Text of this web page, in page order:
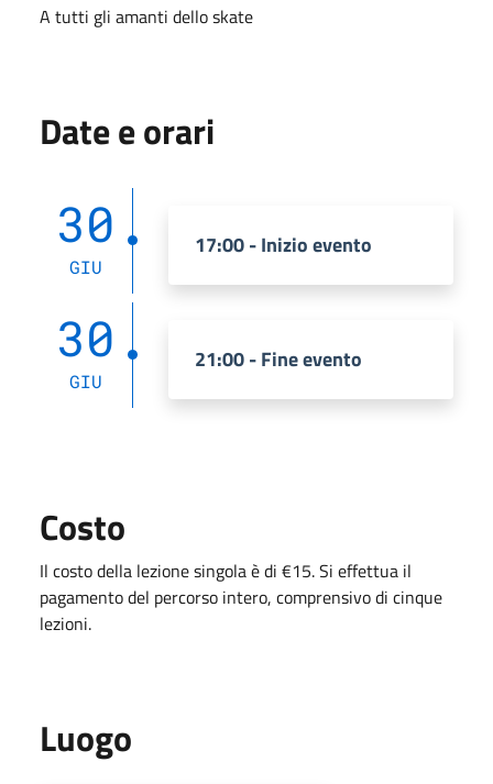
A tutti gli amanti dello skate
Date e orari
30
GIU
17:00 - Inizio evento
30
GIU
21:00 - Fine evento
Costo
Il costo della lezione singola è di €15. Si effettua il
pagamento del percorso intero, comprensivo di cinque
lezioni.
Luogo